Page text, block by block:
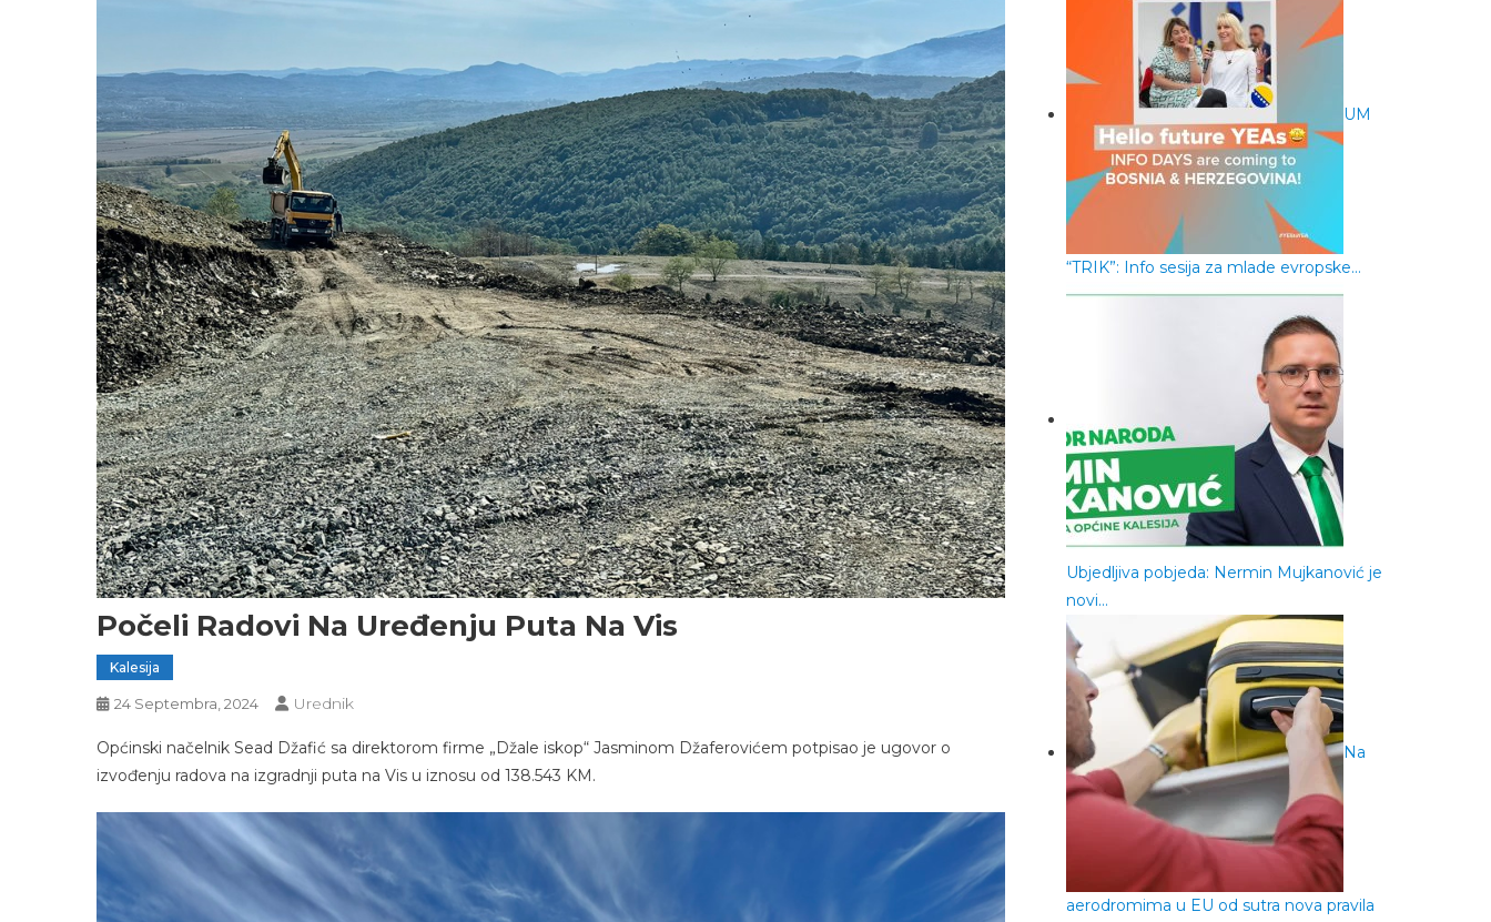
Počeli Radovi Na Uređenju Puta Na Vis
Kalesija
24 Septembra, 2024 Urednik
Općinski načelnik Sead Džafić sa direktorom firme „Džale iskop“ Jasminom Džaferovićem potpisao je ugovor o
izvođenju radova na izgradnji puta na Vis u iznosu od 138.543 KM.
UM
“TRIK”: Info sesija za mlade evropske…
Ubjedljiva pobjeda: Nermin Mujkanović je
novi…
Na
aerodromima u EU od sutra nova pravila